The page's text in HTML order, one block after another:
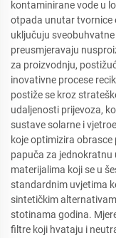
kontaminirane vode u
otpada unutar tvornice
uključuju
preusmjeravaju
za proizvodnju,
inovativne procese
postiže se kroz
udaljenosti prijevoza,
sustave solarne i
koje optimizira
papuča za
materijalima koji se u
standardnim uvjetima
sintetičkim
stotinama godina.
filtre koji hvataju i